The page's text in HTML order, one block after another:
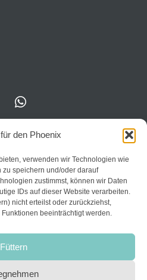
den Phoenix
verwenden wir Technologien wie
speichern und/oder darauf
zustimmst, können wir Daten
IDs auf dieser Website verarbeiten.
nicht erteilst oder zurückziehst,
beeinträchtigt werden.
Füttern
Jetzt Impulse
PhoenixPower bei
Datenschutzerklärung
AGB
Impressum
Widerruf